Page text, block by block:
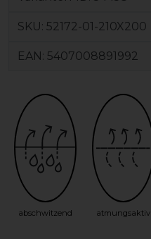
SKU: 52172-01-210X200
EAN: 5407008891992
abschwitzend atmungsaktiv